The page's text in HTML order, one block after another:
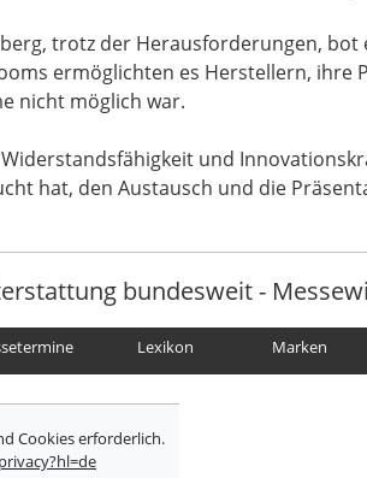
trotz der Herausforderungen,
ermöglichten es Herstellern,
nicht möglich war.
und
hat, den Austausch und die
bundesweit -
Lexikon Marken
Cookies erforderlich.